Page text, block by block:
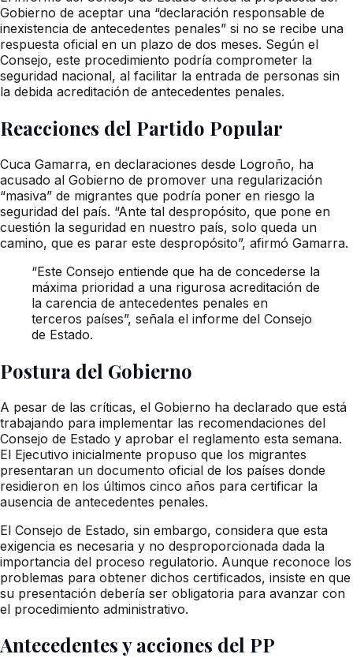
Gobierno de aceptar una “declaración responsable de
inexistencia de antecedentes penales” si no se recibe una
respuesta oficial en un plazo de dos meses. Según el
Consejo, este procedimiento podría comprometer la
seguridad nacional, al facilitar la entrada de personas sin
la debida acreditación de antecedentes penales.
Reacciones del Partido Popular
Cuca Gamarra, en declaraciones desde Logroño, ha
acusado al Gobierno de promover una regularización
“masiva” de migrantes que podría poner en riesgo la
seguridad del país. “Ante tal despropósito, que pone en
cuestión la seguridad en nuestro país, solo queda un
camino, que es parar este despropósito”, afirmó Gamarra.
“Este Consejo entiende que ha de concederse la
máxima prioridad a una rigurosa acreditación de
la carencia de antecedentes penales en
terceros países”, señala el informe del Consejo
de Estado.
Postura del Gobierno
A pesar de las críticas, el Gobierno ha declarado que está
trabajando para implementar las recomendaciones del
Consejo de Estado y aprobar el reglamento esta semana.
El Ejecutivo inicialmente propuso que los migrantes
presentaran un documento oficial de los países donde
residieron en los últimos cinco años para certificar la
ausencia de antecedentes penales.
El Consejo de Estado, sin embargo, considera que esta
exigencia es necesaria y no desproporcionada dada la
importancia del proceso regulatorio. Aunque reconoce los
problemas para obtener dichos certificados, insiste en que
su presentación debería ser obligatoria para avanzar con
el procedimiento administrativo.
Antecedentes y acciones del PP